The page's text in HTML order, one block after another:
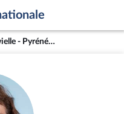
Mme Colette Capdevielle - Pyrénées-Atlantiques (5e circonscription)